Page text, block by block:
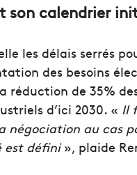
son calendrier
les délais serrés
des besoins
réduction de 35%
d’ici 2030. « Il
négociation au cas
est défini», plaide